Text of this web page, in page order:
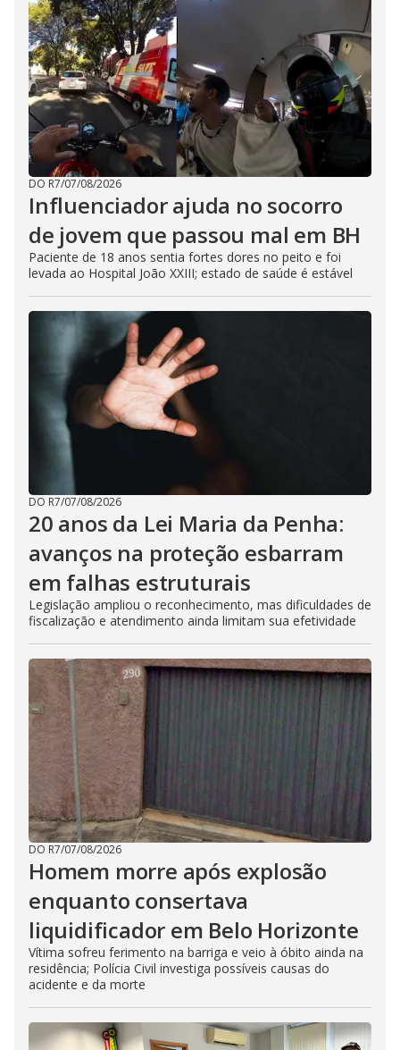
DO R7/07/08/2026
Influenciador ajuda no socorro
de jovem que passou mal em BH
Paciente de 18 anos sentia fortes dores no peito e foi
levada ao Hospital João XXIII; estado de saúde é estável
DO R7/07/08/2026
20 anos da Lei Maria da Penha:
avanços na proteção esbarram
em falhas estruturais
Legislação ampliou o reconhecimento, mas dificuldades de
fiscalização e atendimento ainda limitam sua efetividade
DO R7/07/08/2026
Homem morre após explosão
enquanto consertava
liquidificador em Belo Horizonte
Vítima sofreu ferimento na barriga e veio à óbito ainda na
residência; Polícia Civil investiga possíveis causas do
acidente e da morte